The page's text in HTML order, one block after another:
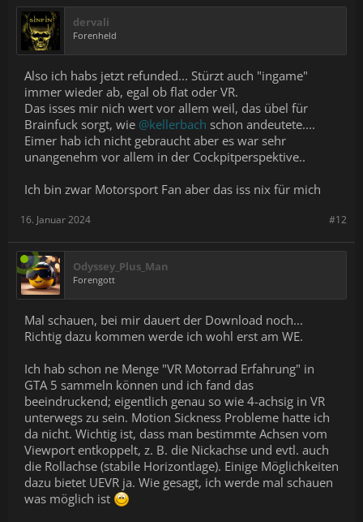
dervali
Forenheld
Also ich habs jetzt refunded... Stürzt auch "ingame"
immer wieder ab, egal ob flat oder VR.
Das isses mir nich wert vor allem weil, das übel für
Brainfuck sorgt, wie @kellerbach schon andeutete....
Eimer hab ich nicht gebraucht aber es war sehr
unangenehm vor allem in der Cockpitperspektive..
Ich bin zwar Motorsport Fan aber das iss nix für mich
#12
16. Januar 2024
Odyssey_Plus_Man
Forengott
Mal schauen, bei mir dauert der Download noch...
Richtig dazu kommen werde ich wohl erst am WE.
Ich hab schon ne Menge "VR Motorrad Erfahrung" in
GTA 5 sammeln können und ich fand das
beeindruckend; eigentlich genau so wie 4-achsig in VR
unterwegs zu sein. Motion Sickness Probleme hatte ich
da nicht. Wichtig ist, dass man bestimmte Achsen vom
Viewport entkoppelt, z. B. die Nickachse und evtl. auch
die Rollachse (stabile Horizontlage). Einige Möglichkeiten
dazu bietet UEVR ja. Wie gesagt, ich werde mal schauen
was möglich ist